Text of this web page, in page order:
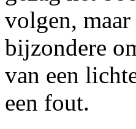
volgen,
bijzondere
van een
een fout.